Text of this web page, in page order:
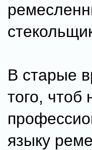
В старые
того, чтоб
языку